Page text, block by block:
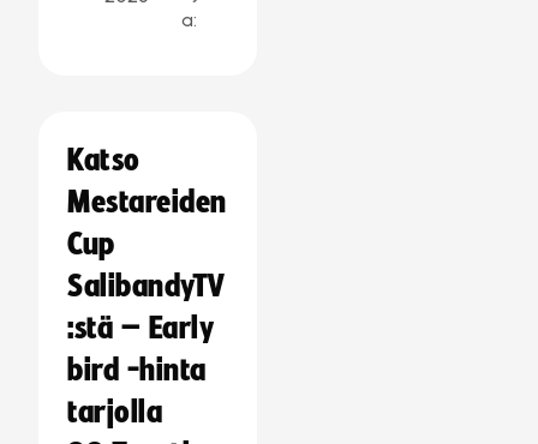
a:
Katso
Mestareiden
Cup
SalibandyTV
:stä – Early
bird -hinta
tarjolla